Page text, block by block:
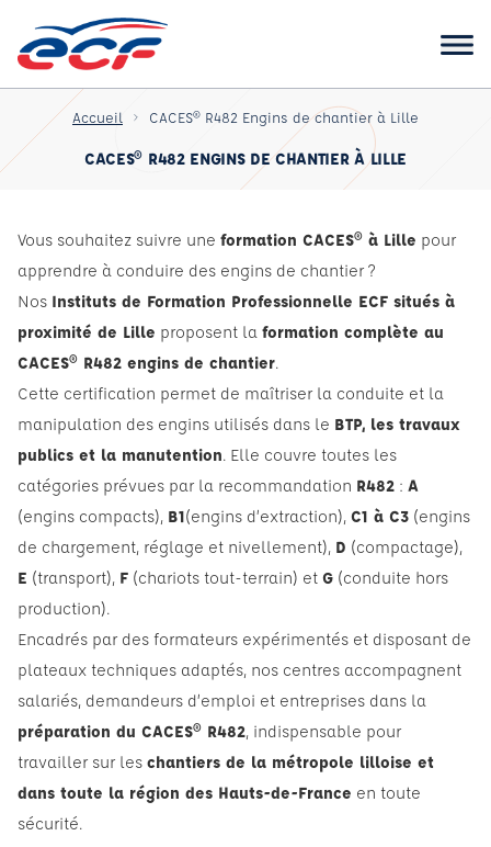
Accueil CACES® R482 Engins de chantier à Lille
CACES® R482 ENGINS DE CHANTIER À LILLE
Vous souhaitez suivre une formation CACES® à Lille pour
apprendre à conduire des engins de chantier ?
Nos Instituts de Formation Professionnelle ECF situés à
proximité de Lille proposent la formation complète au
CACES® R482 engins de chantier.
Cette certification permet de maîtriser la conduite et la
manipulation des engins utilisés dans le BTP, les travaux
publics et la manutention. Elle couvre toutes les
catégories prévues par la recommandation R482 : A
(engins compacts), B1(engins d’extraction), C1 à C3 (engins
de chargement, réglage et nivellement), D (compactage),
E (transport), F (chariots tout-terrain) et G (conduite hors
production).
Encadrés par des formateurs expérimentés et disposant de
plateaux techniques adaptés, nos centres accompagnent
salariés, demandeurs d’emploi et entreprises dans la
préparation du CACES® R482, indispensable pour
travailler sur les chantiers de la métropole lilloise et
dans toute la région des Hauts-de-France en toute
sécurité.